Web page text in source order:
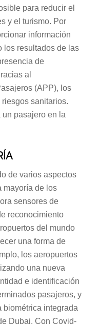
para reducir el
y el turismo. Por
información
los resultados de las
de
al
(APP), los
sanitarios.
un pasajero en la
de varios aspectos
mayoría de los
sensores de
reconocimiento
del mundo
una forma de
los aeropuertos
una nueva
e identificación
pasajeros, y
biométrica integrada
Dubai. Con Covid-